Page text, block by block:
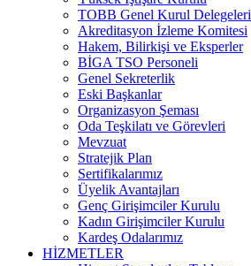
TOBB Genel Kurul Delegeleri
Akreditasyon İzleme Komitesi
Hakem, Bilirkişi ve Eksperler
BİGA TSO Personeli
Genel Sekreterlik
Eski Başkanlar
Organizasyon Şeması
Oda Teşkilatı ve Görevleri
Mevzuat
Stratejik Plan
Sertifikalarımız
Üyelik Avantajları
Genç Girişimciler Kurulu
Kadın Girişimciler Kurulu
Kardeş Odalarımız
HİZMETLER